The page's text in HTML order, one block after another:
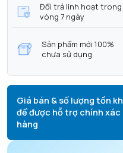
Đổi trả linh hoạt trong
vòng 7 ngày
Sản phẩm mới 100%
chưa sử dụng
Giá bán & số lượng tồn
để được hỗ trợ chính
hàng